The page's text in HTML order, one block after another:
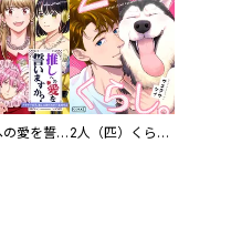
推しへの愛を誓いますか？～アラサー女子、推しは逃げぬが人生逃げる～ 2人（匹）くらし。